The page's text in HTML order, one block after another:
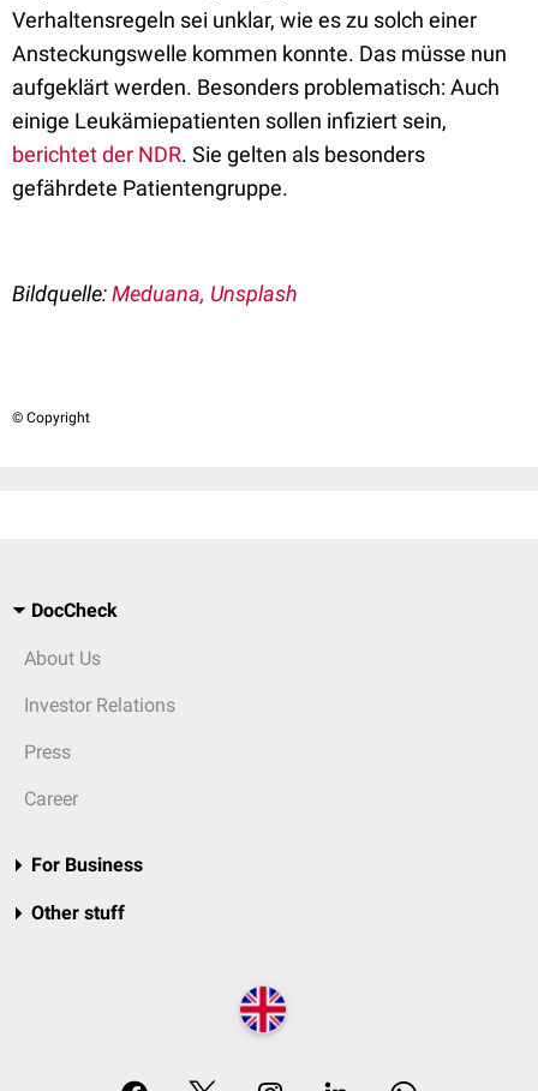
Verhaltensregeln sei unklar, wie es zu solch einer
Ansteckungswelle kommen konnte. Das müsse nun
aufgeklärt werden. Besonders problematisch: Auch
einige Leukämiepatienten sollen infiziert sein,
berichtet der NDR. Sie gelten als besonders
gefährdete Patientengruppe.
Bildquelle:Meduana, Unsplash
© Copyright
DocCheck
About Us
Investor Relations
Press
Career
For Business
Other stuff